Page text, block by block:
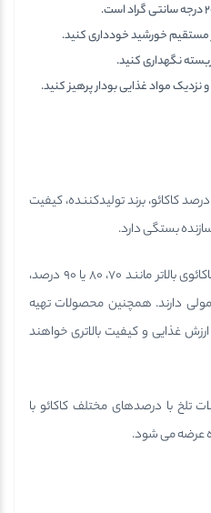
مستقیم خورشید خودداری کنید.
نگهداری کنید.
مواد غذایی بودار پرهیز کنید.
کاکائو، برند تولیدکننده، کیفیت
بستگی دارد.
معمولاً شکلات های تلخ با درصد کاکائوی بالاتر مانند 70، 80 یا 90 درصد،
دارند. همچنین محصولات تهیه
غذایی و کیفیت بالاتری خواهند
تلخ با درصدهای مختلف کاکائو با
عرضه می شود.